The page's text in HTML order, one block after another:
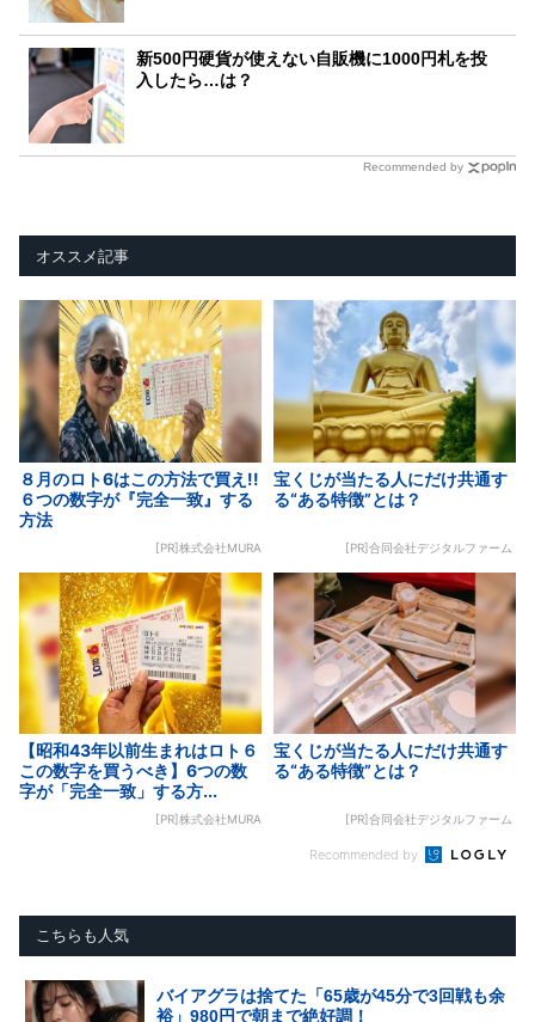
新500円硬貨が使えない自販機に1000円札を投
入したら…は？
Recommended by
オススメ記事
８月のロト6はこの方法で買え!!
６つの数字が『完全一致』する
方法
[PR]株式会社MURA
宝くじが当たる人にだけ共通す
る“ある特徴”とは？
[PR]合同会社デジタルファーム
【昭和43年以前生まれはロト６
この数字を買うべき】6つの数
字が「完全一致」する方...
[PR]株式会社MURA
宝くじが当たる人にだけ共通す
る“ある特徴”とは？
[PR]合同会社デジタルファーム
Recommended by
こちらも人気
バイアグラは捨てた「65歳が45分で3回戦も余
裕」980円で朝まで絶好調！